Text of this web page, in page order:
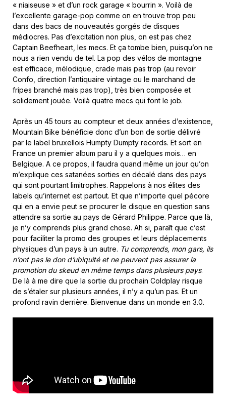
« niaiseuse » et d’un rock garage « bourrin ». Voilà de
l’excellente garage-pop comme on en trouve trop peu
dans des bacs de nouveautés gorgés de disques
médiocres. Pas d’excitation non plus, on est pas chez
Captain Beefheart, les mecs. Et ça tombe bien, puisqu’on ne
nous a rien vendu de tel. La pop des vélos de montagne
est efficace, mélodique, crade mais pas trop (au revoir
Confo, direction l’antiquaire vintage ou le marchand de
fripes branché mais pas trop), très bien composée et
solidement jouée. Voilà quatre mecs qui font le job.
Après un 45 tours au compteur et deux années d’existence,
Mountain Bike bénéficie donc d’un bon de sortie délivré
par le label bruxellois Humpty Dumpty records. Et sort en
France un premier album paru il y a quelques mois… en
Belgique. A ce propos, il faudra quand même un jour qu’on
m’explique ces satanées sorties en décalé dans des pays
qui sont pourtant limitrophes. Rappelons à nos élites des
labels qu’internet est partout. Et que n’importe quel pécore
qui en a envie peut se procurer le disque en question sans
attendre sa sortie au pays de Gérard Philippe. Parce que là,
je n’y comprends plus grand chose. Ah si, paraît que c’est
pour faciliter la promo des groupes et leurs déplacements
physiques d’un pays à un autre. Tu comprends, mon gars, ils
n’ont pas le don d’ubiquité et ne peuvent pas assurer la
promotion du skeud en même temps dans plusieurs pays.
De là à me dire que la sortie du prochain Coldplay risque
de s’étaler sur plusieurs années, il n’y a qu’un pas. Et un
profond ravin derrière. Bienvenue dans un monde en 3.0.